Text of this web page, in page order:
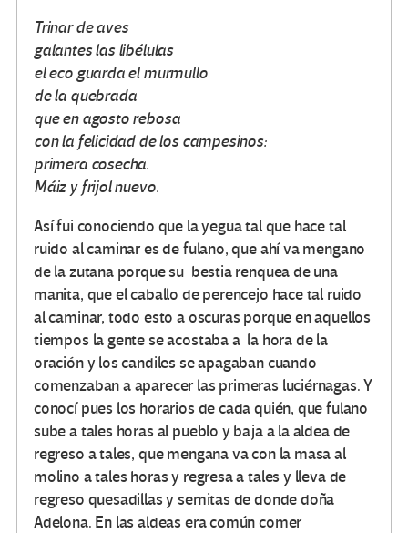
Trinar de aves
galantes las libélulas
el eco guarda el murmullo
de la quebrada
que en agosto rebosa
con la felicidad de los campesinos:
primera cosecha.
Máiz y frijol nuevo.
Así fui conociendo que la yegua tal que hace tal
ruido al caminar es de fulano, que ahí va mengano
de la zutana porque su bestia renquea de una
manita, que el caballo de perencejo hace tal ruido
al caminar, todo esto a oscuras porque en aquellos
tiempos la gente se acostaba a la hora de la
oración y los candiles se apagaban cuando
comenzaban a aparecer las primeras luciérnagas. Y
conocí pues los horarios de cada quién, que fulano
sube a tales horas al pueblo y baja a la aldea de
regreso a tales, que mengana va con la masa al
molino a tales horas y regresa a tales y lleva de
regreso quesadillas y semitas de donde doña
Adelona. En las aldeas era común comer